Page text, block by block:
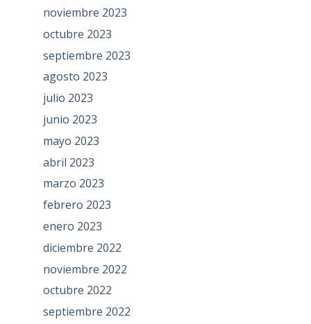
noviembre 2023
octubre 2023
septiembre 2023
agosto 2023
julio 2023
junio 2023
mayo 2023
abril 2023
marzo 2023
febrero 2023
enero 2023
diciembre 2022
noviembre 2022
octubre 2022
septiembre 2022